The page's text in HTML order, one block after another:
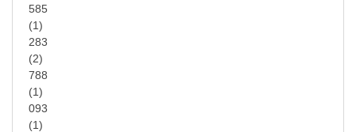
585
(1)
283
(2)
788
(1)
093
(1)